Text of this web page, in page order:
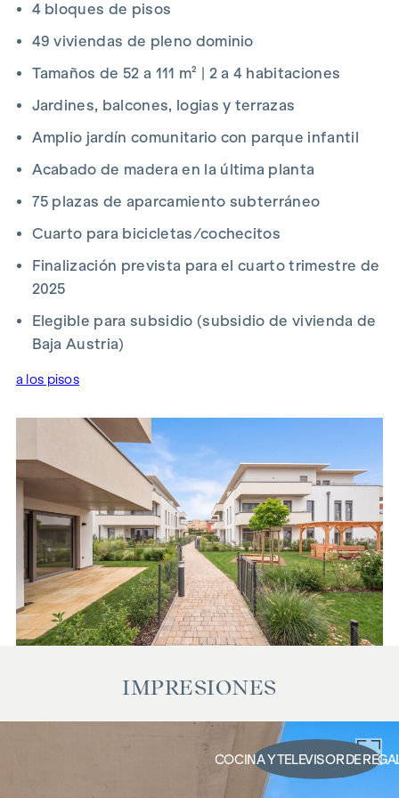
* ¡Promoción de verano! Si presenta su oferta entre el 15 de
julio de 2026 y el 15 de septiembre de 2026, recibirá de
televisor UHD de 50 pulgadas. Detalles y condiciones en:
www.winegg.at/kuechenaktion-bellavita
EQUIPAMIENTO
Calefacción por suelo radiante de bajo consumo
Instalación fotovoltaica en el tejado para la generación
sostenible de energía
Protección solar eléctrica exterior
Ventanas de gran superficie con triple acristalamiento
Puertas correderas elevables
Azulejos de gran formato en los baños
Más información en https://bellavita.living
Un proyecto de hero group GmbH
GASTOS COMUNES
¡Sin comisiones para el comprador! Existe una relación
económica cercana con el vendedor. Le informamos de que
modificaciones. Los datos mencionados anteriormente se
basan en la información y la documentación facilitadas por
el propietario y no están garantizados por nuestra parte. La
redacción del contrato y la gestión fiduciaria están a cargo
. Los gastos ascienden al
4 bloques de pisos
49 viviendas de pleno dominio
Tamaños de 52 a 111 m² | 2 a 4 habitaciones
Jardines, balcones, logias y terrazas
Amplio jardín comunitario con parque infantil
Acabado de madera en la última planta
75 plazas de aparcamiento subterráneo
Cuarto para bicicletas/cochecitos
Finalización prevista para el cuarto trimestre de
2025
Elegible para subsidio (subsidio de vivienda de
Baja Austria)
a los pisos
IMPRESIONES
COCINA Y TELEVISOR DE